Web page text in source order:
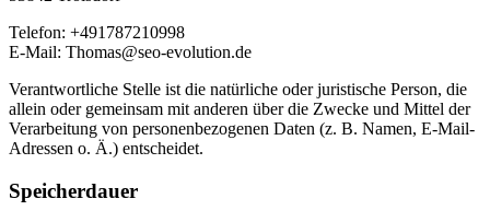
Telefon: +491787210998
E-Mail: Thomas@seo-evolution.de
Verantwortliche Stelle ist die natürliche oder juristische Person, die
allein oder gemeinsam mit anderen über die Zwecke und Mittel der
Verarbeitung von personenbezogenen Daten (z. B. Namen, E-Mail-
Adressen o. Ä.) entscheidet.
Speicherdauer